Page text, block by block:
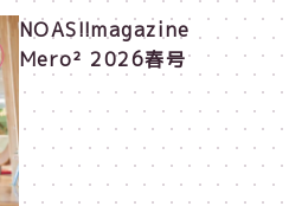
NOAS!!magazine
Mero² 2026春号